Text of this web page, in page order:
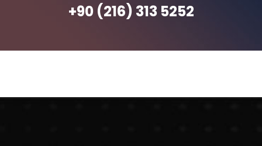
+90 (216) 313 5252